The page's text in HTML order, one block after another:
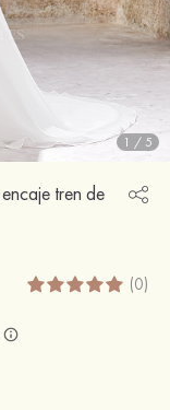
1 / 5
tren de
(0)